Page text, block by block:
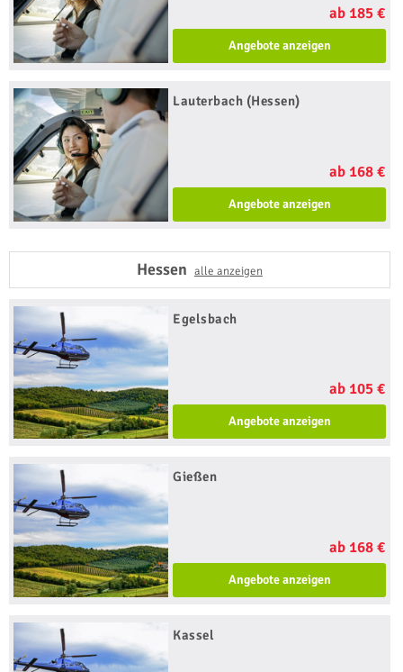
ab 185 €
Angebote anzeigen
Lauterbach (Hessen)
ab 168 €
Angebote anzeigen
Hessen alle anzeigen
Egelsbach
ab 105 €
Angebote anzeigen
Gießen
ab 168 €
Angebote anzeigen
Kassel